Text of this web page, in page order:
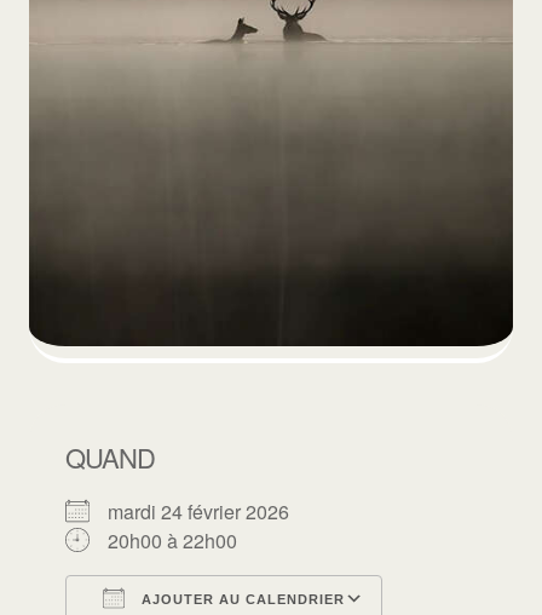
QUAND
mardi 24 février 2026
20h00 à 22h00
AJOUTER AU CALENDRIER